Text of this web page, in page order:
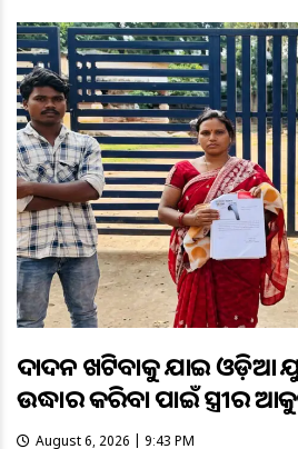
ଦାଦନ ଖଟିବାକୁ ଯାଇ ଓଡ଼ିଆ
ଉଦ୍ଧାର କରିବା ପାଇଁ ସ୍ତ୍ରୀର
August 6, 2026 | 9:43 PM